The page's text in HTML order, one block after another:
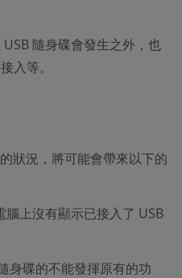
隨身碟會發生之外，也
入等。
狀況，將可能會帶來以下的
腦上沒有顯示已接入了 USB
身碟的不能發揮原有的功